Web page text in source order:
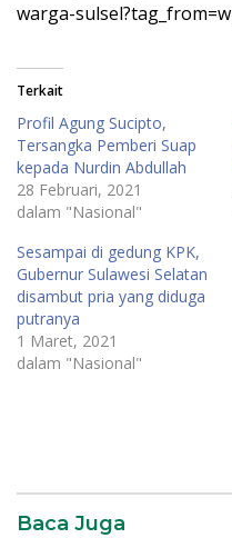
warga-
Terkait
Profil Agung Sucipto,
Tersangka Pemberi Suap
kepada Nurdin Abdullah
28 Februari, 2021
dalam "Nasional"
Sesampai di gedung KPK,
Gubernur Sulawesi Selatan
disambut pria yang diduga
putranya
1 Maret, 2021
dalam "Nasional"
Baca Juga